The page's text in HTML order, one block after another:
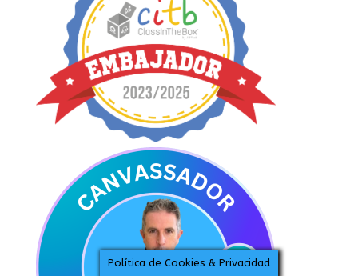
Política de Cookies & Privacidad